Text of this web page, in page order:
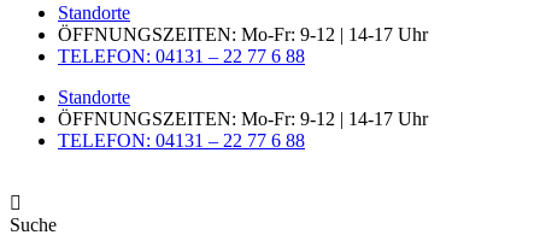
Standorte
ÖFFNUNGSZEITEN: Mo-Fr: 9-12 | 14-17 Uhr
TELEFON: 04131 – 22 77 6 88
Standorte
ÖFFNUNGSZEITEN: Mo-Fr: 9-12 | 14-17 Uhr
TELEFON: 04131 – 22 77 6 88
Suche